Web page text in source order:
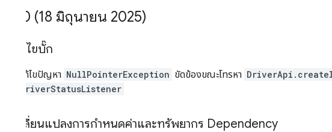
0 (18 มิถุนายน 2025)
การแก้ไขบั๊ก
แก้ไขปัญหา NullPointerException ขัดข้องขณะโทรหา
DriverStatusListener
การเปลี่ยนแปลงการกำหนดค่าและทรัพยากร Dependency